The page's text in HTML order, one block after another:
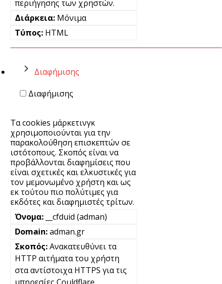
περιήγησης των χρηστών.
Μόνιμα
HTML
Διαφήμισης
Διαφήμισης
Τα cookies μάρκετινγκ
χρησιμοποιούνται για την
παρακολούθηση επισκεπτών σε
ιστότοπους. Σκοπός είναι να
προβάλλονται διαφημίσεις που
είναι σχετικές και ελκυστικές για
τον μεμονωμένο χρήστη και ως
εκ τούτου πιο πολύτιμες για
εκδότες και διαφημιστές τρίτων.
__cfduid (adman)
adman.gr
Ανακατευθύνει τα
HTTP αιτήματα του χρήστη
στα αντίστοιχα HTTPS για τις